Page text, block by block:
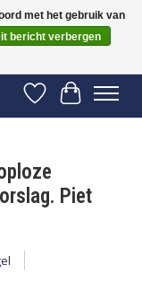
2-5 werkdagen
Verlanglijst
Piet
met het gebruik van
bericht verbergen